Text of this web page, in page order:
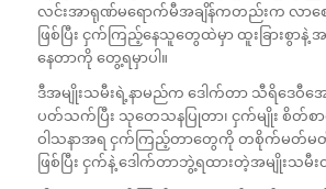
လင်းအာရုဏ်မရောက်မီအချိန်ကတည်းက လာစ
ဖြစ်ပြီး ငှက်ကြည့်နေသူတွေထဲမှာ ထူးခြားစွာနဲ့
နေတာကို တွေ့ရမှာပါ။
ဒီအမျိုးသမီးရဲ့နာမည်က ဒေါက်တာ သီရိဒေဝီအ
ပတ်သက်ပြီး သုတေသနပြုတာ၊ ငှက်မျိုး စိတ်စ
ဝါသနာအရ ငှက်ကြည့်တာတွေကို တစိုက်မတ်မ
ဖြစ်ပြီး ငှက်နဲ့ ဒေါက်တာဘွဲ့ရထားတဲ့အမျိုးသမီး